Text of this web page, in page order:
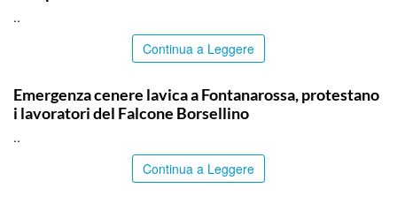
..
Continua a Leggere
Emergenza cenere lavica a Fontanarossa, protestano
i lavoratori del Falcone Borsellino
..
Continua a Leggere